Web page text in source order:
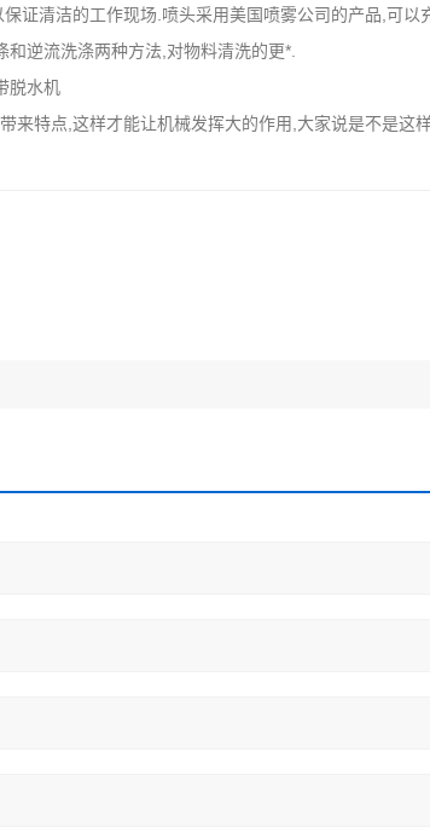
证清洁的工作现场.喷头采用美国喷雾公司的产品,可以
逆流洗涤两种方法,对物料清洗的更*.
来特点,这样才能让机械发挥大的作用,大家说是不是这